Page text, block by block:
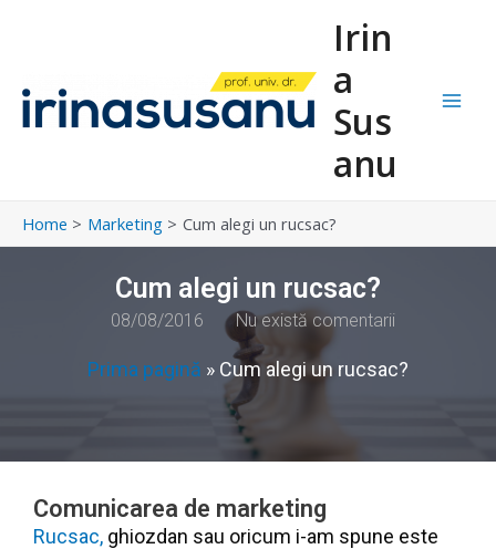
Irin
a
Sus
anu
Home Marketing Cum alegi un rucsac?
Cum alegi un rucsac?
08/08/2016 Nu există comentarii
Prima pagină » Cum alegi un rucsac?
Comunicarea de marketing
Rucsac, ghiozdan sau oricum i-am spune este